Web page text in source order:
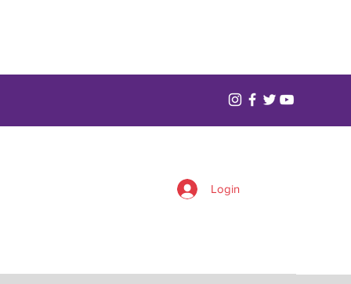
Login